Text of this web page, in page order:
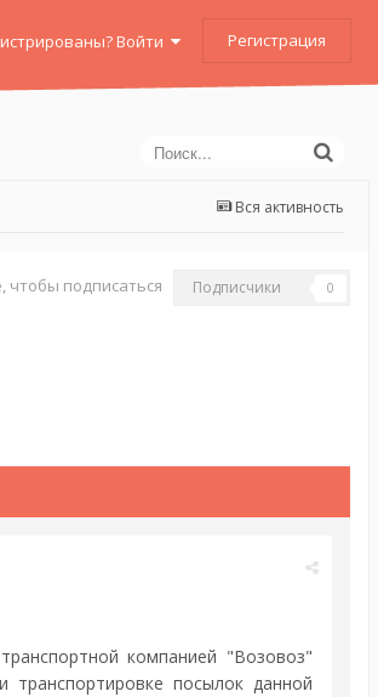
Войти Регистрация
Вся активность
чтобы подписаться Подписчики 0
компанией "Возовоз"
посылок данной